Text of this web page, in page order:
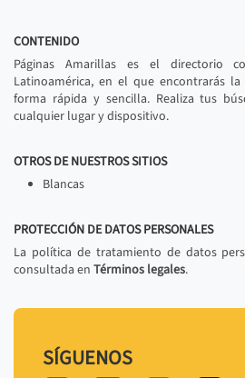
CONTENIDO
Páginas Amarillas es el directorio
Latinoamérica, en el que encontrarás
forma rápida y sencilla. Realiza tus
cualquier lugar y dispositivo.
OTROS DE NUESTROS SITIOS
Blancas
PROTECCIÓN DE DATOS PERSONALES
La política de tratamiento de datos
consultada en Términos legales.
SÍGUENOS